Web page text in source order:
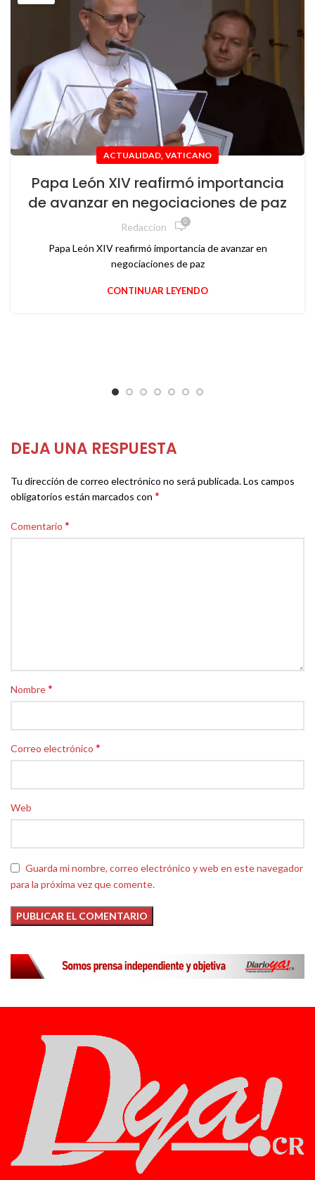
ACTUALIDAD, VATICANO
Papa León XIV reafirmó importancia
de avanzar en negociaciones de paz
Redaccion 0
Papa León XIV reafirmó importancia de avanzar en
negociaciones de paz
CONTINUAR LEYENDO
DEJA UNA RESPUESTA
Tu dirección de correo electrónico no será publicada.Los campos
obligatorios están marcados con *
Comentario *
Nombre*
Correo electrónico *
Web
Guarda mi nombre, correo electrónico y web en este navegador
para la próxima vez que comente.